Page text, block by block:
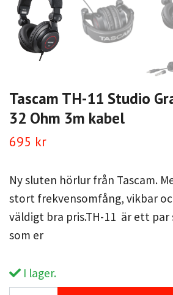
Tascam TH-11 Studio
32 Ohm 3m kabel
695 kr
Ny sluten hörlur från Tascam.
stort frekvensomfång, vikbar
väldigt bra pris.TH-11 är ett
som er
I lager.